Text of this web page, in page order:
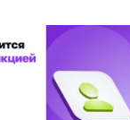
рутину.
вакансий.